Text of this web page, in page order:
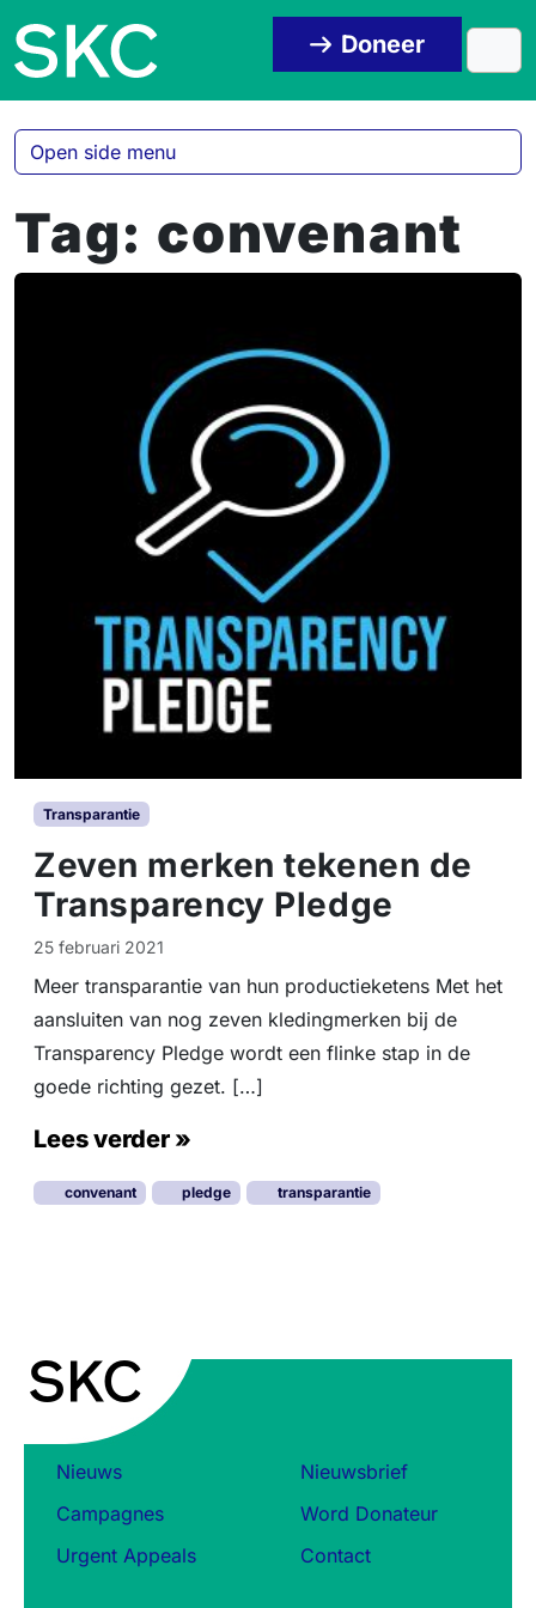
Doneer
Tag: convenant
Transparantie
Zeven merken tekenen de
Transparency Pledge
25 februari 2021
Meer transparantie van hun productieketens Met het
aansluiten van nog zeven kledingmerken bij de
Transparency Pledge wordt een flinke stap in de
goede richting gezet. […]
Lees verder »
convenant pledge transparantie
Open side menu
Nieuws
Campagnes
Urgent Appeals
Nieuwsbrief
Word Donateur
Contact